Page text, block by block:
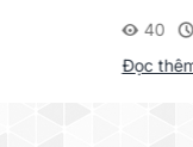
40
Đọc